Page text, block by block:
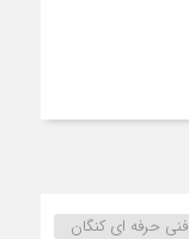
فنی حرفه ای کنگان